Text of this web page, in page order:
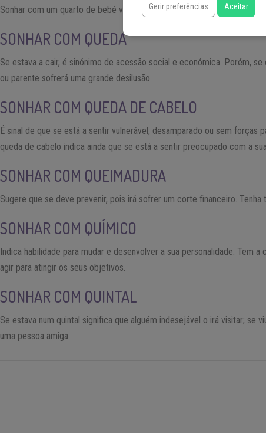
Sonhar com um quarto de bebé vazio indica que poderá chegar um
SONHAR COM QUEDA
Se estava a cair, é sinónimo de acessão social e económica. Porém,
ou parente sofrerá uma grande desilusão.
SONHAR COM QUEDA DE CABELO
É sinal de que se está a sentir vulnerável, desamparado ou sem forças
queda de cabelo indica ainda que se está a sentir preocupado com a
SONHAR COM QUEIMADURA
Sugere que se deve prevenir, pois irá sofrer um corte financeiro.
SONHAR COM QUÍMICO
Indica habilidade para mudar e desenvolver a sua personalidade. Tem
agir para atingir os seus objetivos.
SONHAR COM QUINTAL
Se estava num quintal significa que alguém indesejável o irá visitar; se
uma pessoa amiga.
Gerir preferências Aceitar